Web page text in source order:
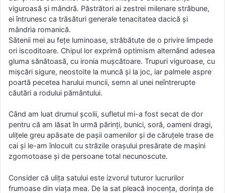
viguroasă şi mândră. Păstrători ai zestrei milenare străbune,
ei întrunesc ca trăsături generale tenacitatea dacică şi
mândria romanică.
Sătenii mei au feţe luminoase, străbătute de o privire limpede
ori iscoditoare. Chipul lor exprimă optimism alternând adesea
gluma sănătoasă, cu ironia muşcătoare. Trupuri viguroase, cu
mişcări sigure, neostoite la muncă şi la joc, iar palmele aspre
poartă pecetea harului muncii, semn al unei neîntrerupte
căutări a rodului pământului.
Când am luat drumul şcolii, sufletul mi-a fost secat de dor
pentru că am lăsat în urmă părinţi, bunici, soră, oameni dragi,
uliţele greu apăsate de paşii oamenilor şi de căruţele trase de
cai şi le-am înlocuit cu străzile oraşului presărate de maşini
zgomotoase şi de persoane total necunoscute.
Consider că uliţa satului este izvorul tuturor lucrurilor
frumoase din viaţa mea. De la sat pleacă inocenţa, dorinţa de